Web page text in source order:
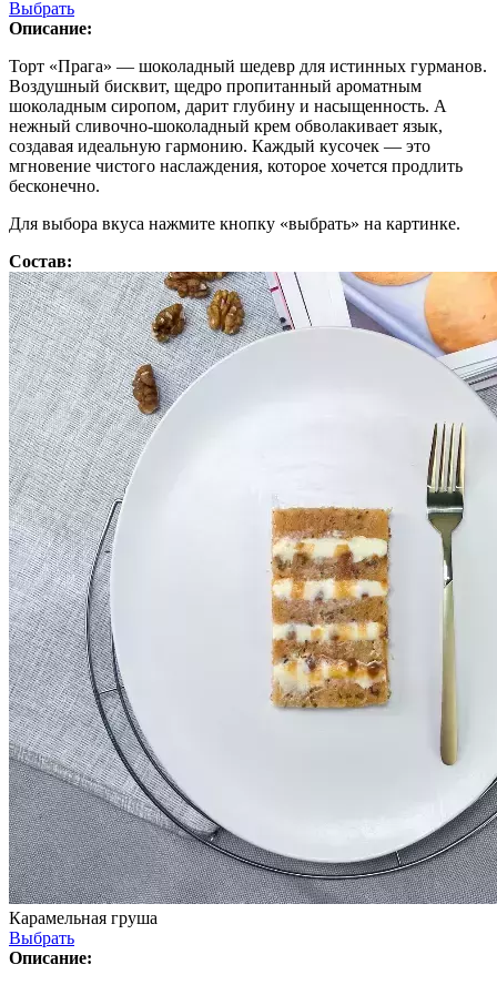
Выбрать
Описание:
Торт «Прага» — шоколадный шедевр для истинных гурманов.
Воздушный бисквит, щедро пропитанный ароматным
шоколадным сиропом, дарит глубину и насыщенность. А
нежный сливочно-шоколадный крем обволакивает язык,
создавая идеальную гармонию. Каждый кусочек — это
мгновение чистого наслаждения, которое хочется продлить
бесконечно.
Для выбора вкуса нажмите кнопку «выбрать» на картинке.
Состав:
Карамельная груша
Выбрать
Описание: